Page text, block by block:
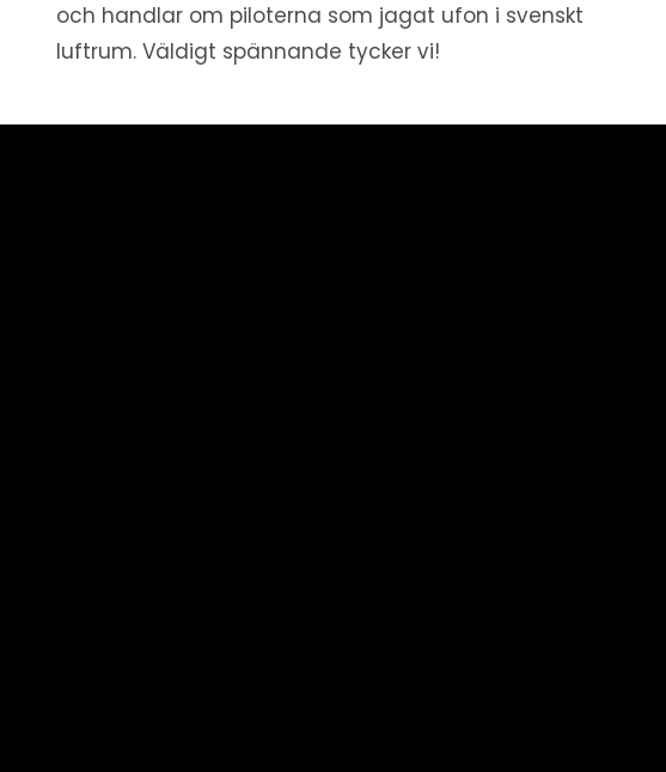
och handlar om piloterna som jagat ufon i svenskt
luftrum. Väldigt spännande tycker vi!